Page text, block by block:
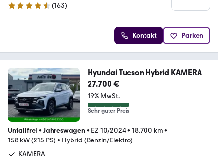
4.7 Sterne
(163)
Kontakt Parken
Hyundai Tucson Hybrid KAMERA
27.700 €
19% MwSt.
Sehr guter Preis
Unfallfrei • Jahreswagen• EZ 10/2024• 18.700 km •
158 kW (215 PS) • Hybrid (Benzin/Elektro)
KAMERA